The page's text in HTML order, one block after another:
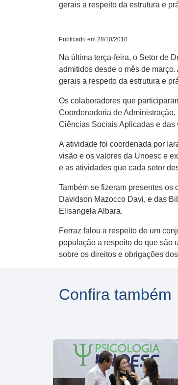
gerais a respeito da estrutura e
Publicado em 28/10/2010
Na última terça-feira, o Setor de
admitidos desde o mês de
gerais a respeito da estrutura e
Os colaboradores que
Coordenadoria de
Ciências Sociais Aplicadas e
A atividade foi coordenada por
visão e os valores da Unoesc e
e as atividades que cada setor
Também se fizeram presentes
Davidson Mazocco Davi, e das
Elisangela Albara.
Ferraz falou a respeito de um
população a respeito do que são
sobre os direitos e obrigações
Confira também